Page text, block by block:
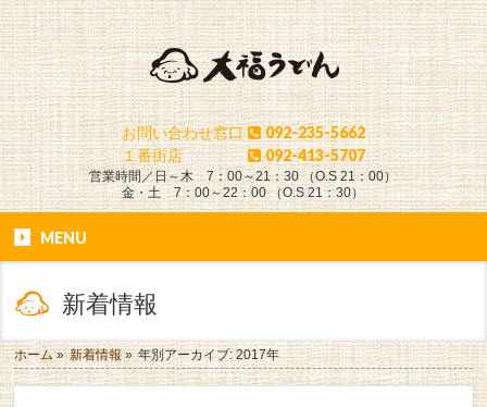
お問い合わせ窓口
092-235-5662
１番街店
092-413-5707
営業時間／日～木 7：00～21：30 （O.S 21：00）
金・土 7：00～22：00 （O.S 21：30）
MENU
新着情報
ホーム» 新着情報» 年別アーカイブ: 2017年